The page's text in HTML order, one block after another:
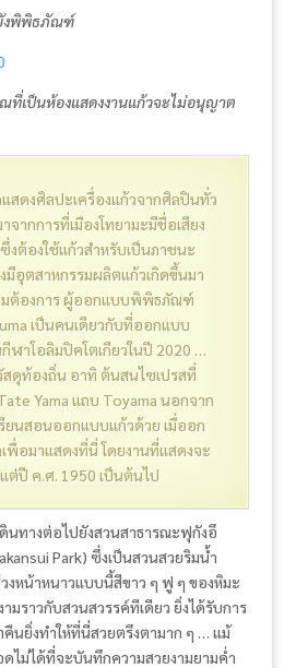
ยังพิพิธภัณฑ์
เป็นห้องแสดงงานแก้วจะไม่อนุญาต
ดงศิลปะเครื่องแก้วจากศิลปินทั่ว
จากการที่เมืองโทยามะมีชื่อเสียง
งต้องใช้แก้วสำหรับเป็นภาชนะ
มีอุตสาหกรรมผลิตแก้วเกิดขึ้นมา
ต้องการ ผู้ออกแบบพิพิธภัณฑ์
เป็นคนเดียวกับที่ออกแบบ
ฬาโอลิมปิคโตเกียวในปี 2020 …
สดุท้องถิ่น อาทิ ต้นสนไซเปรสที่
Yama แถบ Toyama นอกจาก
รียนสอนออกแบบแก้วด้วย เมื่ออก
พื่อมาแสดงที่นี่ โดยงานที่แสดงจะ
ต่ปี ค.ศ. 1950 เป็นต้นไป
นทางต่อไปยังสวนสาธารณะฟุกังอึ
Park) ซึ่งเป็นสวนสวยริมน้ำ
งหน้าหนาวแบบนี้สีขาว ๆ ฟู ๆ ของหิมะ
มราวกับสวนสวรรค์ทีเดียว ยิ่งได้รับการ
นยิ่งทำให้ที่นี่สวยตรึงตามาก ๆ … แม้
ไม่ได้ที่จะบันทึกความสวยงามยามค่ำ